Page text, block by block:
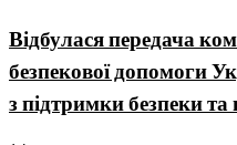
Відбулася передача
безпекової допомоги
з підтримки безпеки